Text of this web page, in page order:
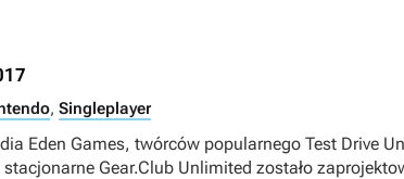
, Singleplayer
Eden Games, twórców popularnego Test Drive
Gear.Club Unlimited zostało